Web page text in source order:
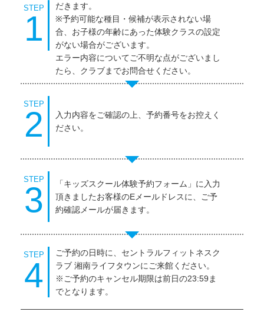
STEP
1
だきます。
※予約可能な種目・候補が表示されない場
合、お子様の年齢にあった体験クラスの設定
がない場合がございます。
エラー内容についてご不明な点がございまし
たら、クラブまでお問合せください。
STEP
2
入力内容をご確認の上、予約番号をお控えく
ださい。
STEP
3
「キッズスクール体験予約フォーム」に入力
頂きましたお客様のEメールドレスに、ご予
約確認メールが届きます。
STEP
4
ご予約の日時に、セントラルフィットネスク
ラブ 湘南ライフタウンにご来館ください。
※ご予約のキャンセル期限は前日の23:59ま
でとなります。